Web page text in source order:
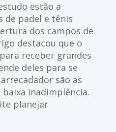
estão a
de padel e tênis
dos campos de
destacou que o
receber grandes
deles para se
são as
inadimplência.
planejar